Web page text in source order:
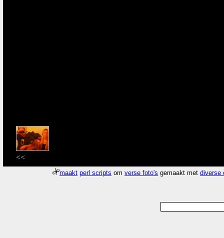
<<
maakt perl scripts omverse foto's gemaakt metdiverse